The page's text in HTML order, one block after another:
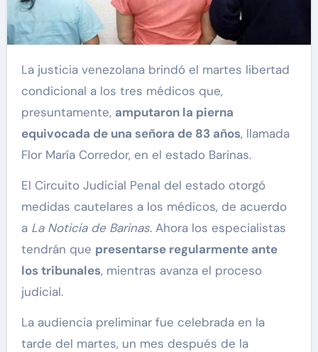
La justicia venezolana brindó el martes libertad
condicional a los tres médicos que,
presuntamente, amputaron la pierna
equivocada de una señora de 83 años, llamada
Flor María Corredor, en el estado Barinas.
El Circuito Judicial Penal del estado otorgó
medidas cautelares a los médicos, de acuerdo
a La Noticia de Barinas. Ahora los especialistas
tendrán que presentarse regularmente ante
los tribunales, mientras avanza el proceso
judicial.
La audiencia preliminar fue celebrada en la
tarde del martes, un mes después de la